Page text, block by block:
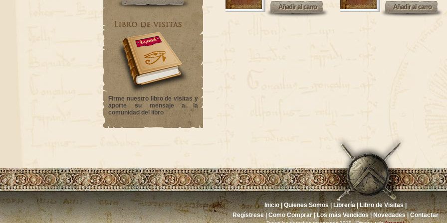
Firme nuestro libro de visitas y
aporte su mensaje a la
comunidad del libro
Añadir al carro
Añadir al carro Añadir al carro
Añadir al carro
Inicio|Quienes Somos|Librería|Libro de Visitas|
Regístrese|Como Comprar| Los más Vendidos|Novedades|Contactar